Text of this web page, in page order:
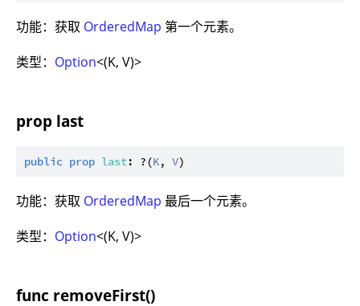
功能：获取 OrderedMap 第一个元素。
类型： Option<(K, V)>
prop last
public prop last: ?(K, V
功能：获取 OrderedMap 最后一个元素。
类型： Option<(K, V)>
func removeFirst()